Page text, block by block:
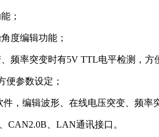
；
度编辑功能；
频率突变时有5V TTL电平检测，方
便参数设定；
，编辑波形、在线电压突变、频率
CAN2.0B、LAN通讯接口。